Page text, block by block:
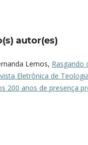
autor(es)
Lemos, Rasgando
Eletrônica de
200 anos de presença